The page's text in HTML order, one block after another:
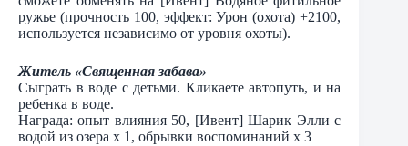
ружье (прочность 100, эффект: Урон (охота) +2100,
используется независимо от уровня охоты).
Житель «Священная забава»
Сыграть в воде с детьми. Кликаете автопуть, и на
ребенка в воде.
Награда: опыт влияния 50, [Ивент] Шарик Элли с
водой из озера х 1, обрывки воспоминаний х 3